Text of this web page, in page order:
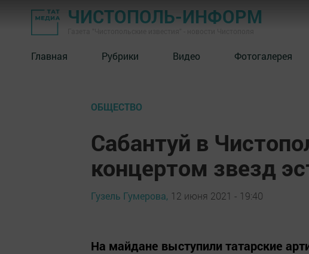
ЧИСТОПОЛЬ-ИНФОРМ
Главная Рубрики Видео Фотогалерея
ОБЩЕСТВО
Сабантуй в
концертом звезд
Гузель Гумерова, 12 июня 2021 - 19:40
На майдане выступили татарские